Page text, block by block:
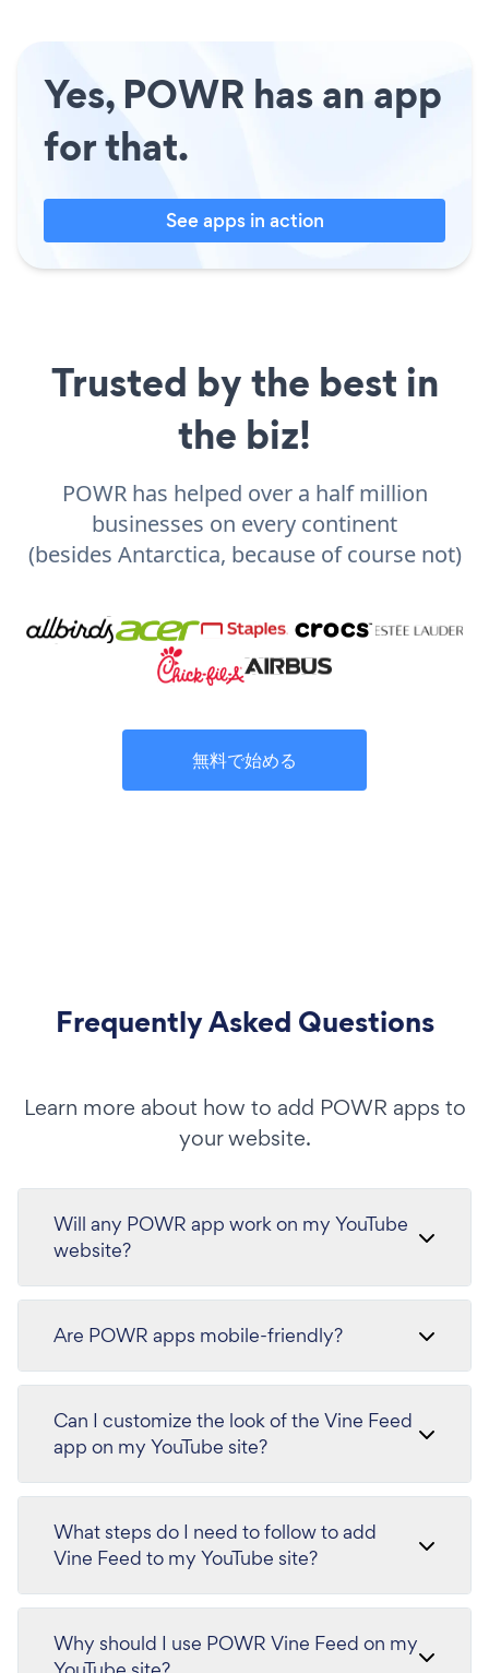
Yes, POWR has an app
for that.
See apps in action
Trusted by the best in
the biz!
POWR has helped over a half million
businesses on every continent
(besides Antarctica, because of course not)
無料で始める
Frequently Asked Questions
Learn more about how to add POWR apps to
your website.
Will any POWR app work on my YouTube
website?
Are POWR apps mobile-friendly?
Can I customize the look of the Vine Feed
app on my YouTube site?
What steps do I need to follow to add
Vine Feed to my YouTube site?
Why should I use POWR Vine Feed on my